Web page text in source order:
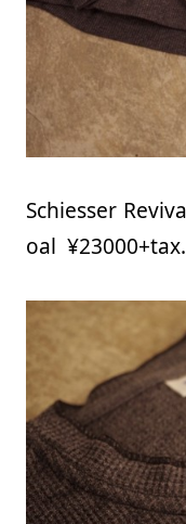
Schiesser
oal ¥23000+tax.